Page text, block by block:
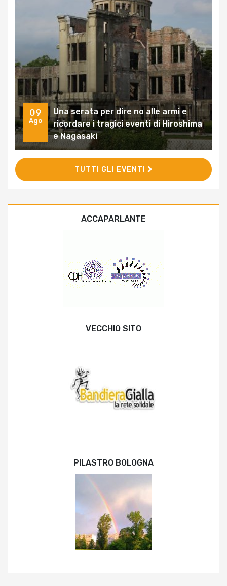
09
Ago
Una serata per dire no alle armi e
ricordare i tragici eventi di Hiroshima
e Nagasaki
TUTTI GLI EVENTI
ACCAPARLANTE
VECCHIO SITO
PILASTRO BOLOGNA